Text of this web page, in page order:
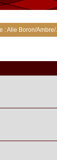
: Alie Boron/